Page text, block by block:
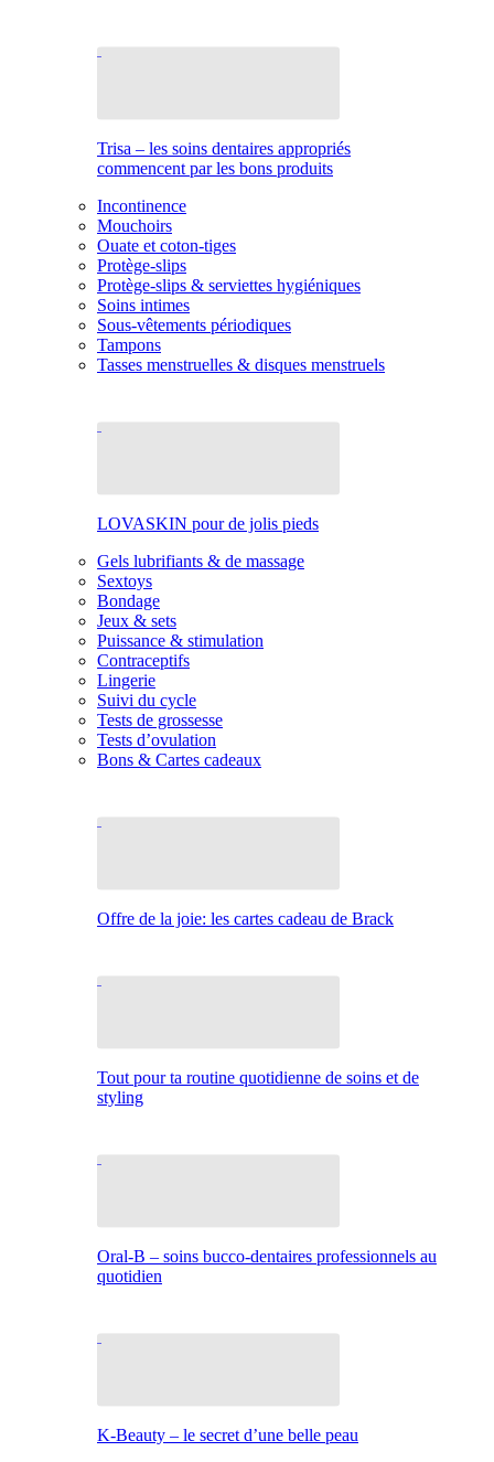
Trisa – les soins dentaires appropriés
commencent par les bons produits
Incontinence
Mouchoirs
Ouate et coton-tiges
Protège-slips
Protège-slips & serviettes hygiéniques
Soins intimes
Sous-vêtements périodiques
Tampons
Tasses menstruelles & disques menstruels
LOVASKIN pour de jolis pieds
Gels lubrifiants & de massage
Sextoys
Bondage
Jeux & sets
Puissance & stimulation
Contraceptifs
Lingerie
Suivi du cycle
Tests de grossesse
Tests d’ovulation
Bons & Cartes cadeaux
Offre de la joie: les cartes cadeau de Brack
Tout pour ta routine quotidienne de soins et de
styling
Oral-B – soins bucco-dentaires professionnels au
quotidien
K-Beauty – le secret d’une belle peau